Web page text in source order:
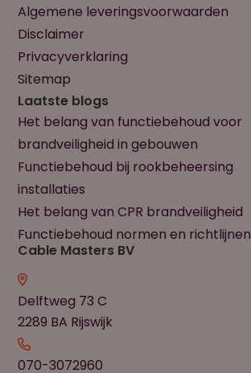
Algemene leveringsvoorwaarden
Disclaimer
Privacyverklaring
Sitemap
Laatste blogs
Het belang van functiebehoud voor
brandveiligheid in gebouwen
Functiebehoud bij rookbeheersing
installaties
Het belang van CPR brandveiligheid
Functiebehoud normen en richtlijnen
Cable Masters BV
Delftweg 73 C
2289 BA Rijswijk
070-3072960